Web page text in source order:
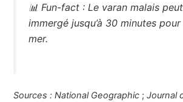
📊 Fun-fact : Le varan malais
immergé jusqu’à 30 minutes
mer.
Sources : National Geographic ;Journal